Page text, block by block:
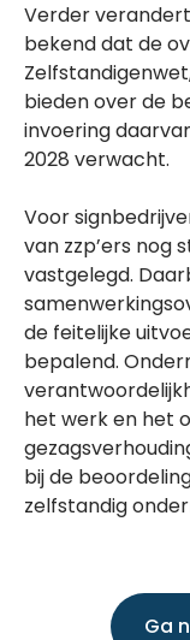
Verder
bekend dat de
bieden over de
invoering
2028 verwacht.
Voor
van zzp’ers nog
vastgelegd.
de feitelijke
bepalend.
het werk en het
bij de
zelfstandig
Ga